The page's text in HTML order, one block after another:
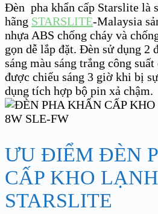
Đèn pha khẩn cấp Starslite là
hãng STARSLITE-Malaysia
nhựa ABS chống cháy và
gọn dễ lắp đặt. Đèn sử dụng 2
sáng màu sáng trắng công
được chiếu sáng 3 giờ khi bị
dụng tích hợp bộ pin xả chậm.
ƯU ĐIỂM ĐÈN
CẤP KHO LẠNH
STARSLITE